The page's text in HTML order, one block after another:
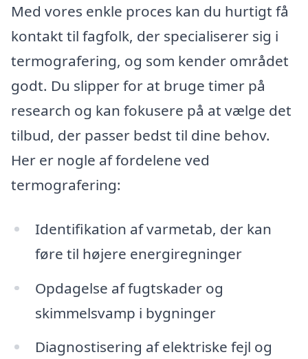
Med vores enkle proces kan du hurtigt få
kontakt til fagfolk, der specialiserer sig i
termografering, og som kender området
godt. Du slipper for at bruge timer på
research og kan fokusere på at vælge det
tilbud, der passer bedst til dine behov.
Her er nogle af fordelene ved
termografering:
Identifikation af varmetab, der kan
føre til højere energiregninger
Opdagelse af fugtskader og
skimmelsvamp i bygninger
Diagnostisering af elektriske fejl og